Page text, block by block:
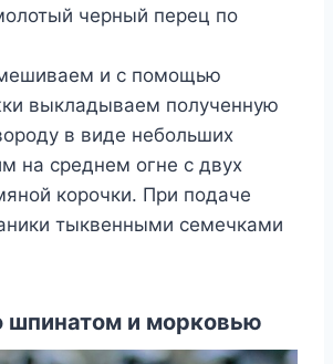
черный перец по
и с помощью
выкладываем полученную
в виде небольших
на среднем огне с двух
корочки. При подаче
тыквенными семечками
шпинатом и морковью